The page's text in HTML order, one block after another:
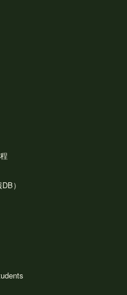
）